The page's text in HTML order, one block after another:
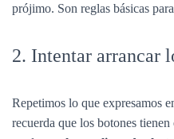
prójimo. Son reglas básicas
2. Intentar arrancar
Repetimos lo que expresamos
recuerda que los botones